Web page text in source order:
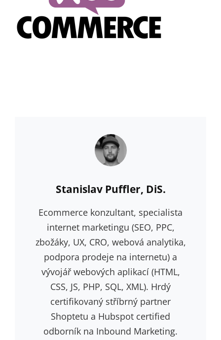
Author:
Stanislav Puffler, DiS.
Ecommerce konzultant, specialista
internet marketingu (SEO, PPC,
zbožáky, UX, CRO, webová analytika,
podpora prodeje na internetu) a
vývojář webových aplikací (HTML,
CSS, JS, PHP, SQL, XML). Hrdý
certifikovaný stříbrný partner
Shoptetu a Hubspot certified
odborník na Inbound Marketing.